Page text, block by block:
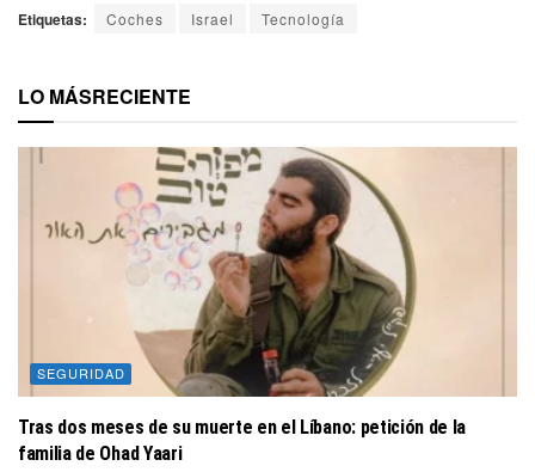
Etiquetas: Coches Israel Tecnología
LO MÁSRECIENTE
SEGURIDAD
Tras dos meses de su muerte en el Líbano: petición de la
familia de Ohad Yaari